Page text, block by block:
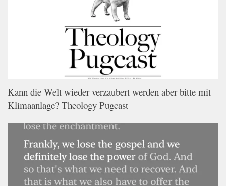
Kann die Welt wieder verzaubert werden aber bitte mit
Klimaanlage? Theology Pugcast